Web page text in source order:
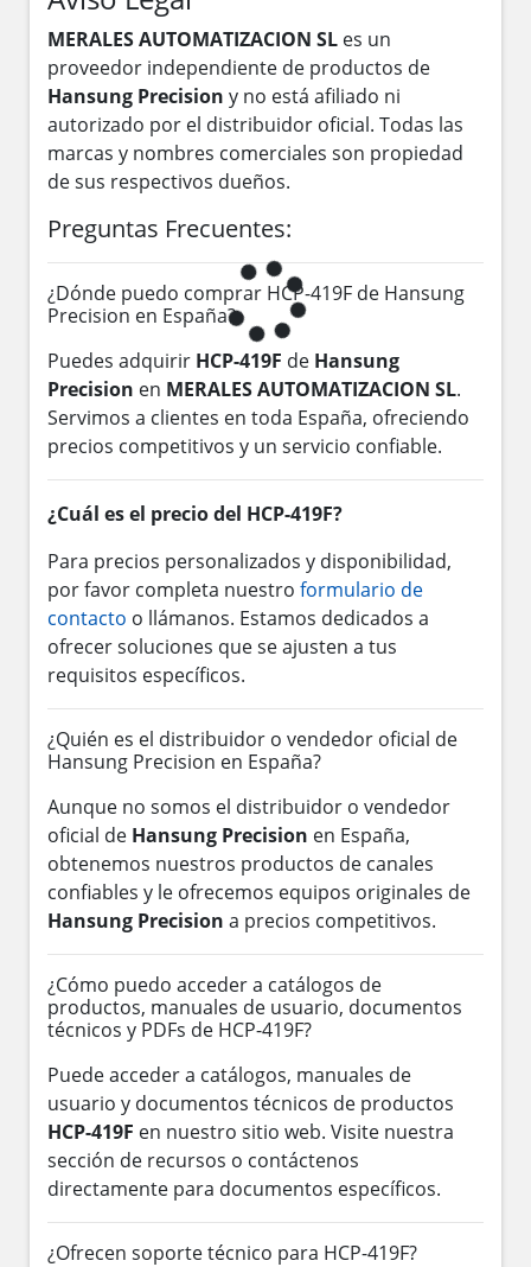
MERALES AUTOMATIZACION SL es un
proveedor independiente de productos de
Hansung Precision y no está afiliado ni
autorizado por el distribuidor oficial. Todas las
marcas y nombres comerciales son propiedad
de sus respectivos dueños.
Preguntas Frecuentes:
¿Dónde puedo comprar HCP-419F de Hansung
Precision en España?
Puedes adquirir HCP-419F de Hansung
Precision en MERALES AUTOMATIZACION SL.
Servimos a clientes en toda España, ofreciendo
precios competitivos y un servicio confiable.
¿Cuál es el precio del HCP-419F?
Para precios personalizados y disponibilidad,
por favor completa nuestro formulario de
contacto o llámanos. Estamos dedicados a
ofrecer soluciones que se ajusten a tus
requisitos específicos.
¿Quién es el distribuidor o vendedor oficial de
Hansung Precision en España?
Aunque no somos el distribuidor o vendedor
oficial de Hansung Precision en España,
obtenemos nuestros productos de canales
confiables y le ofrecemos equipos originales de
Hansung Precision a precios competitivos.
¿Cómo puedo acceder a catálogos de
productos, manuales de usuario, documentos
técnicos y PDFs de HCP-419F?
Puede acceder a catálogos, manuales de
usuario y documentos técnicos de productos
HCP-419F en nuestro sitio web. Visite nuestra
sección de recursos o contáctenos
directamente para documentos específicos.
¿Ofrecen soporte técnico para HCP-419F?